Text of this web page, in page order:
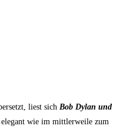
liest sich Bob Dylan und
wie im mittlerweile zum